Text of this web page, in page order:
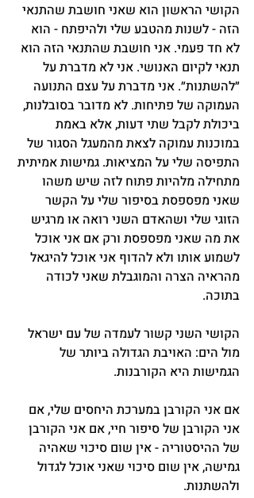
הקושי הראשון הוא שאני חושבת שהתנאי
הזה - לשנות מהטבע שלי ולהיפתח - הוא
לא חד פעמי. אני חושבת שהתנאי הזה הוא
תנאי לקיום האנושי. אני לא מדברת על
״להשתנות״. אני מדברת על עצם התנועה
העמוקה של פתיחות. לא מדובר בסובלנות,
ביכולת לקבל שתי דעות, אלא באמת
במוכנות עמוקה לצאת מהמעגל הסגור של
התפיסה שלי על המציאות. גמישות אמיתית
מתחילה מלהיות פתוח לזה שיש משהו
שאני מפספסת בסיפור שלי על הקשר
הזוגי שלי ושהאדם השני רואה או מרגיש
את מה שאני מפספסת ורק אם אני אוכל
לשמוע אותו ולא להדוף אני אוכל להיגאל
מהראיה הצרה והמוגבלת שאני לכודה
בתוכה.
הקושי השני קשור לעמדה של עם ישראל
מול הים: האויבת הגדולה ביותר של
הגמישות היא הקורבנות.
אם אני הקורבן במערכת היחסים שלי, אם
אני הקורבן של סיפור חיי, אם אני הקורבן
של ההיסטוריה - אין שום סיכוי שאהיה
גמישה, אין שום סיכוי שאני אוכל לגדול
ולהשתנות.